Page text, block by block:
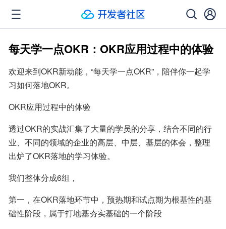
每天学一点OKR：OKR应用过程中的体验
欢迎来到OKR新动能，“每天学一点OKR”，陪伴你一起学
习如何落地OKR。
OKR应用过程中的体验
透过OKR的实战汇集了大量的学员的分享，结合不同的行
业、不同的领域的企业的高层、中层、基层的体会，整理
出炉了OKR落地的学习体验。
我们整体分成6组，
第一，在OKR落地环节中，预热期和试点期为根基性的基
础性阶段，属于打地基夯实基础的一个阶段